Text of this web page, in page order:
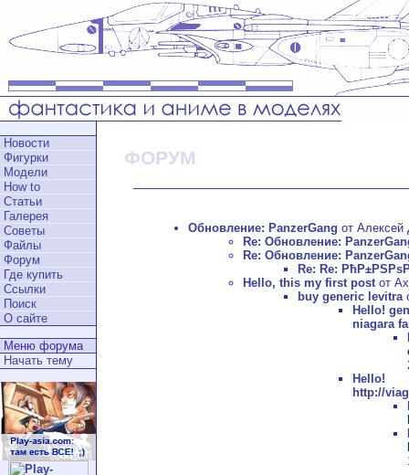
Новости
Фигурки
Модели
How to
Статьи
Галерея
Советы
Файлы
Форум
Где купить
Ссылки
Поиск
О сайте
Меню форума
Начать тему
ФОРУМ
Обновление: PanzerGang от Алексей
Re: Обновление:
Re: Обновление:
Re: Re:
Hello, this my first postот
buy generic levitra
Hello!
niagara
http://